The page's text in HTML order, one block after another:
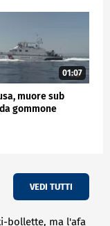
01:07
muore sub
gommone
VEDI TUTTI
bollette, ma l'afa